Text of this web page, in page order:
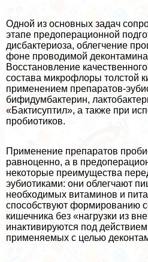
Одной из основных задач
этапе предоперационной
дисбактериоза, облегчение
фоне проводимой
Восстановление
состава микрофлоры толстой
применением препаратов-
бифидумбактерин,
«Бактисуптил», а также при
пробиотиков.
Применение препаратов
равноценно, а в
некоторые преимущества
эубиотиками: они облегчают
необходимых витаминов и
способствуют формированию
кишечника без «нагрузки из
инактивируются под
применяемых с целью